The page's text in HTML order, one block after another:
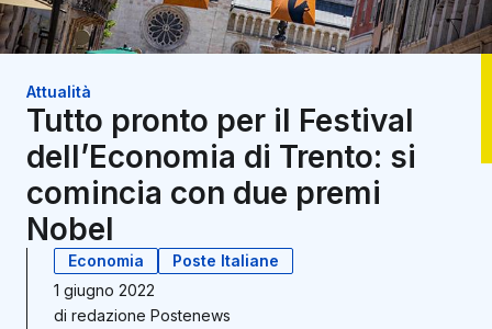
Attualità
Tutto pronto per il Festival
dell’Economia di Trento: si
comincia con due premi
Nobel
Economia
Poste Italiane
1 giugno 2022
di redazione Postenews